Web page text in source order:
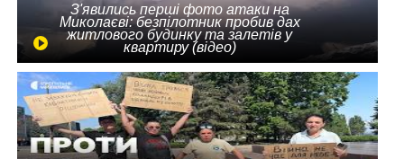
З'явились перші фото атаки на
Миколаєві: безпілотник пробив дах
житлового будинку та залетів у
квартиру (відео)